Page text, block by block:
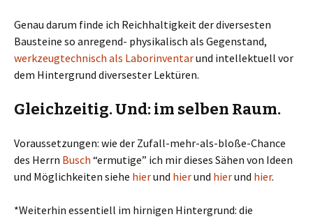
Genau darum finde ich Reichhaltigkeit der diversesten
Bausteine so anregend- physikalisch als Gegenstand,
werkzeugtechnisch als Laborinventarund intellektuell vor
dem Hintergrund diversester Lektüren.
Gleichzeitig. Und: im selben Raum.
Voraussetzungen: wie der Zufall-mehr-als-bloße-Chance
des Herrn Busch “ermutige” ich mir dieses Sähen von Ideen
und Möglichkeiten siehe hierund hierund hierund hier.
*Weiterhin essentiell im hirnigen Hintergrund: die